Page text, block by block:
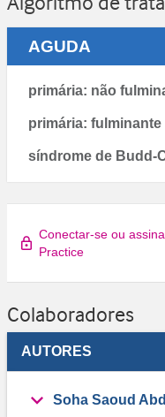
AGUDA
primária: não
primária: fulminante
síndrome de Budd-
Conectar-se ou
Practice
Colaboradores
AUTORES
Soha Saoud